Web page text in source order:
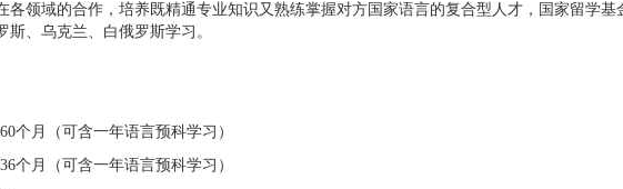
各领域的合作，培养既精通专业知识又熟练掌握对方国家语言的复合型人才，国家留学
、乌克兰、白俄罗斯学习。
个月（可含一年语言预科学习）
个月（可含一年语言预科学习）